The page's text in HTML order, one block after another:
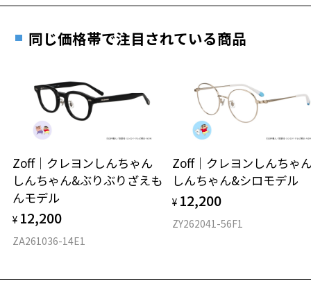
12.7g
※着脱式サングラス：デモレンズ、アタッチメント込みの重さ
タイプ
材質
フロント素材：アセテート
す。
同じ価格帯で注目されている商品
Zoff｜クレヨンしんちゃん
しんちゃん&ぶりぶりざえも
んモデル
¥ 12,200
ZA261036-14E1
Zoff｜クレヨンしんち
しんちゃん&シロモデル
¥ 12,200
ZY262041-56F1